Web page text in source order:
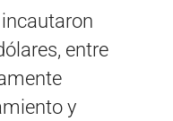
entre
y